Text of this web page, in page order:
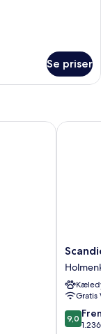
Se priser
Scandic
Park
Gratis
9.0
ud
9,0
Scandic